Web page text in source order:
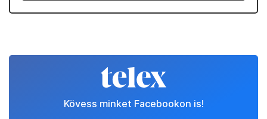
Kövess minket Facebookon is!